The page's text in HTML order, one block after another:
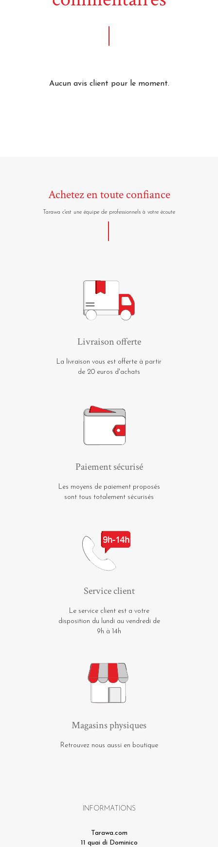
Aucun avis client pour le moment.
Achetez en toute confiance
Tarawa c'est une équipe de professionnels à votre écoute
Livraison offerte
La livraison vous est offerte à partir
de 20 euros d'achats
Paiement sécurisé
Les moyens de paiement proposés
sont tous totalement sécurisés
Service client
Le service client est a votre
disposition du lundi au vendredi de
9h à 14h
Magasins physiques
Retrouvez nous aussi en boutique
INFORMATIONS
Tarawa.com
11 quai di Dominico